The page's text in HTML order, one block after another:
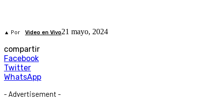
▲ Por Video en Vivo21 mayo, 2024
compartir
Facebook
Twitter
WhatsApp
- Advertisement -